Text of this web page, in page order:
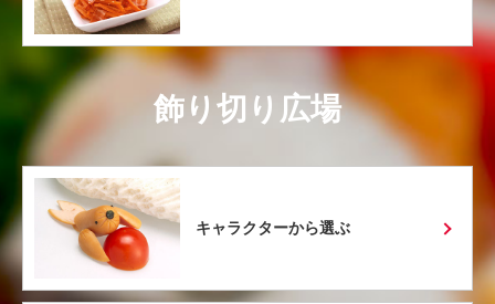
飾り切り広場
キャラクターから選ぶ